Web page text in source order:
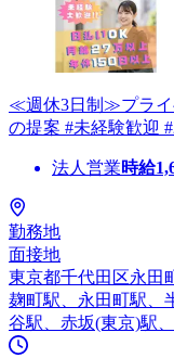
≪週休3日制≫プライ
の提案 #未経験歓迎
法人営業時給
勤務地
面接地
東京都千代田区永田
麹町駅、永田町駅、
谷駅、赤坂(東京)駅